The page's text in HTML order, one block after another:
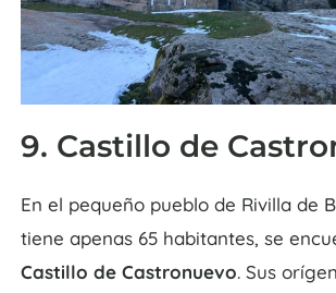
9. Castillo de
En el pequeño pueblo de Rivilla de
tiene apenas 65 habitantes, se
Castillo de Castronuevo. Sus